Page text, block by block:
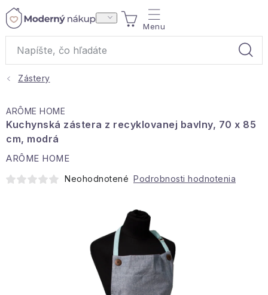
Prejsť
obsah
NÁKUPNÝ
KOŠÍK
Akcie a výpredaj
Darčeky
Čaje
Zástery
ARÔME HOME
Kuchynská zástera z recyklovanej bavlny, 70 x 85
cm, modrá
ARÔME HOME
Neohodnotené Podrobnosti hodnotenia